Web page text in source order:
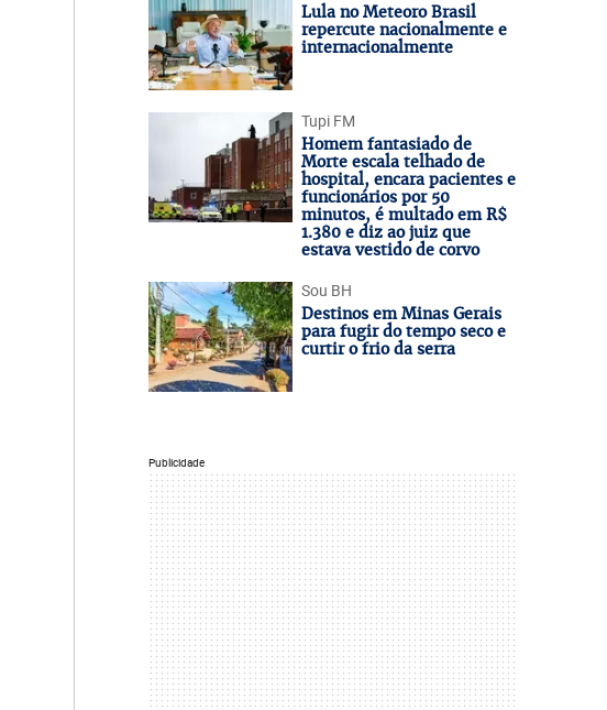
Lula no Meteoro Brasil
repercute nacionalmente e
internacionalmente
Tupi FM
Homem fantasiado de
Morte escala telhado de
hospital, encara pacientes e
funcionários por 50
minutos, é multado em R$
1.380 e diz ao juiz que
estava vestido de corvo
Sou BH
Destinos em Minas Gerais
para fugir do tempo seco e
curtir o frio da serra
Publicidade